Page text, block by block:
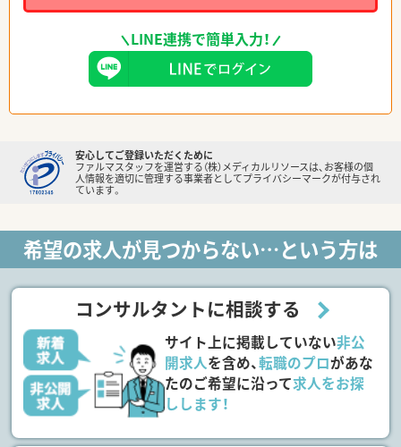
LINE連携で簡単入力！
安心してご登録いただくために
ファルマスタッフを運営する（株）メディカルリソースは、お客様の個
人情報を適切に管理する事業者としてプライバシーマークが付与され
ています。
希望の求人が見つからない…という方は
コンサルタントに相談する
サイト上に掲載していない非公
開求人を含め、転職のプロがあな
たのご希望に沿って求人をお探
しします！